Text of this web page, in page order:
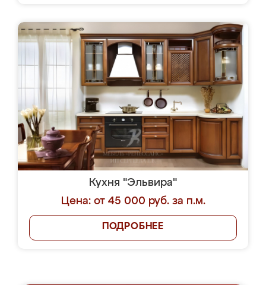
Кухня "Эльвира"
Цена: от 45 000 руб. за п.м.
ПОДРОБНЕЕ